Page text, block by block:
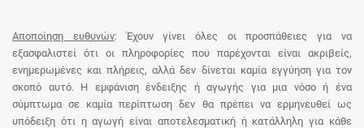
Αποποίηση ευθυνών: Έχουν γίνει όλες οι προσπάθειες για να
εξασφαλιστεί ότι οι πληροφορίες που παρέχονται είναι ακριβείς,
ενημερωμένες και πλήρεις, αλλά δεν δίνεται καμία εγγύηση για τον
σκοπό αυτό. Η εμφάνιση ένδειξης ή αγωγής για μια νόσο ή ένα
σύμπτωμα σε καμία περίπτωση δεν θα πρέπει να ερμηνευθεί ως
υπόδειξη ότι η αγωγή είναι αποτελεσματική ή κατάλληλη για κάθε